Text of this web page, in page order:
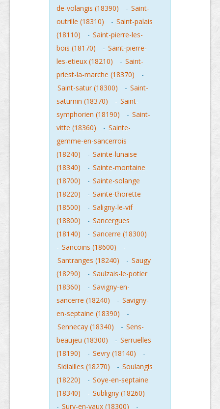
de-volangis (18390)
- Saint-
outrille (18310)
- Saint-palais
(18110)
- Saint-pierre-les-
bois (18170)
- Saint-pierre-
les-etieux (18210)
- Saint-
priest-la-marche (18370)
-
Saint-satur (18300)
- Saint-
saturnin (18370)
- Saint-
symphorien (18190)
- Saint-
vitte (18360)
- Sainte-
gemme-en-sancerrois
(18240)
- Sainte-lunaise
(18340)
- Sainte-montaine
(18700)
- Sainte-solange
(18220)
- Sainte-thorette
(18500)
- Saligny-le-vif
(18800)
- Sancergues
(18140)
- Sancerre (18300)
- Sancoins (18600)
-
Santranges (18240)
- Saugy
(18290)
- Saulzais-le-potier
(18360)
- Savigny-en-
sancerre (18240)
- Savigny-
en-septaine (18390)
-
Sennecay (18340)
- Sens-
beaujeu (18300)
- Serruelles
(18190)
- Sevry (18140)
-
Sidiailles (18270)
- Soulangis
(18220)
- Soye-en-septaine
(18340)
- Subligny (18260)
- Sury-en-vaux (18300) -